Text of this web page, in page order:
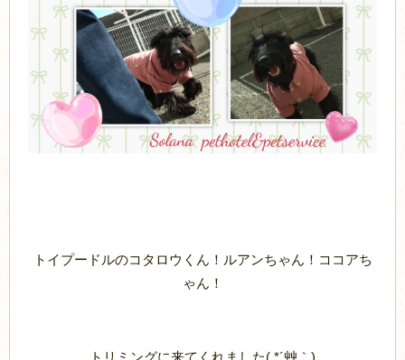
トイプードルのコタロウくん！ルアンちゃん！ココアち
ゃん！
トリミングに来てくれました( *´艸｀)